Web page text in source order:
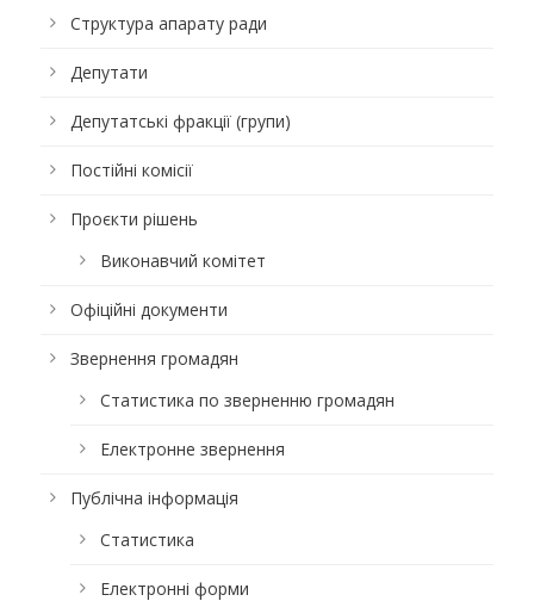
Структура апарату ради
Депутати
Депутатські фракції (групи)
Постійні комісії
Проєкти рішень
Виконавчий комітет
Офіційні документи
Звернення громадян
Статистика по зверненню громадян
Електронне звернення
Публічна інформація
Статистика
Електронні форми